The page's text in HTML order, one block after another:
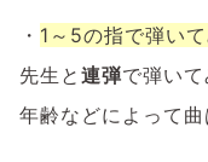
・ 1～5の指で弾いて
先生と 連弾で弾いて
年齢などによって